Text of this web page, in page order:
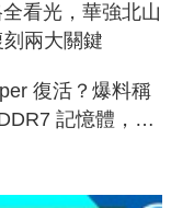
看光，華強北山
兩大關鍵
復活？爆料稱
記憶體，這